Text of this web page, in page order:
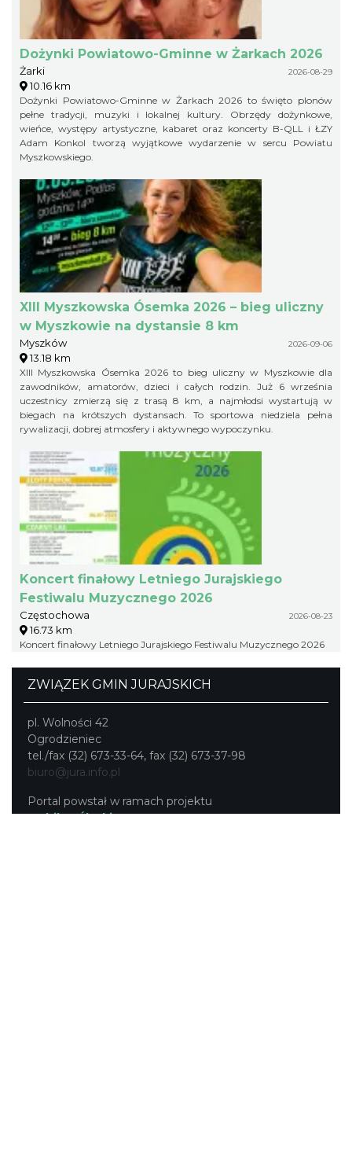
Dożynki Powiatowo-Gminne w Żarkach 2026
Żarki 2026-08-29
10.16 km
Dożynki Powiatowo-Gminne w Żarkach 2026 to święto plonów
pełne tradycji, muzyki i lokalnej kultury. Obrzędy dożynkowe,
wieńce, występy artystyczne, kabaret oraz koncerty B-QLL i ŁZY
Adam Konkol tworzą wyjątkowe wydarzenie w sercu Powiatu
Myszkowskiego.
XIII Myszkowska Ósemka 2026 – bieg uliczny
w Myszkowie na dystansie 8 km
Myszków 2026-09-06
13.18 km
XIII Myszkowska Ósemka 2026 to bieg uliczny w Myszkowie dla
zawodników, amatorów, dzieci i całych rodzin. Już 6 września
uczestnicy zmierzą się z trasą 8 km, a najmłodsi wystartują w
biegach na krótszych dystansach. To sportowa niedziela pełna
rywalizacji, dobrej atmosfery i aktywnego wypoczynku.
Koncert finałowy Letniego Jurajskiego
Festiwalu Muzycznego 2026
Częstochowa 2026-08-23
16.73 km
Koncert finałowy Letniego Jurajskiego Festiwalu Muzycznego 2026
ZWIĄZEK GMIN JURAJSKICH
pl. Wolności 42
Ogrodzieniec
tel./fax (32) 673-33-64, fax (32) 673-37-98
biuro@jura.info.pl
Portal powstał w ramach projektu
Mobilne Śląskie